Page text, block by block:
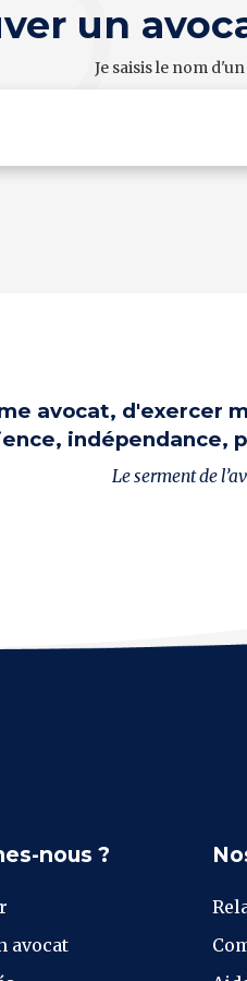
un
Je saisis le nom
avocat, d'exercer
indépendance,
Le serment de
nous ?
avocat